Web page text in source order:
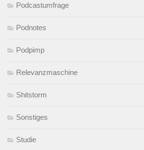
Podcastumfrage
Podnotes
Podpimp
Relevanzmaschine
Shitstorm
Sonstiges
Studie